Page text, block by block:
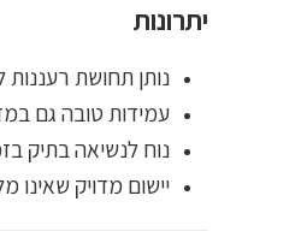
יתרונות
נותן תחושת רעננות
עמידות טובה גם
נוח לנשיאה בתיק
יישום מדויק שאינו